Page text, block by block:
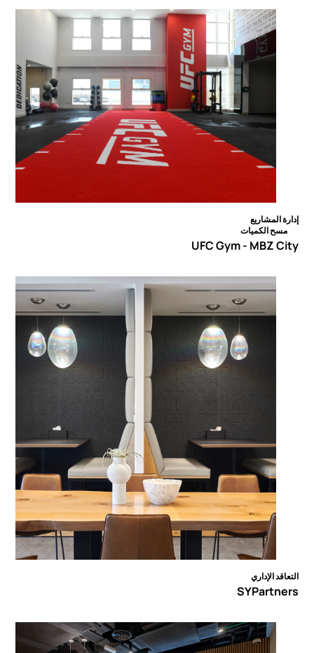
إدارة المشاريع
مسح الكميات
UFC Gym - MBZ City
التعاقد الإداري
SYPartners